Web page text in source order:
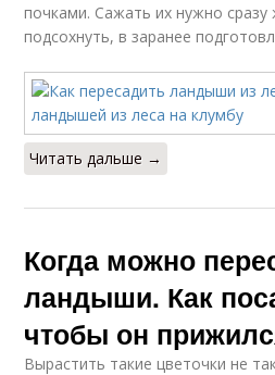
почками. Сажать их нужно сразу
подсохнуть, в заранее
Читать дальше →
Когда можно
ландыши. Как
чтобы он
Вырастить такие цветочки не